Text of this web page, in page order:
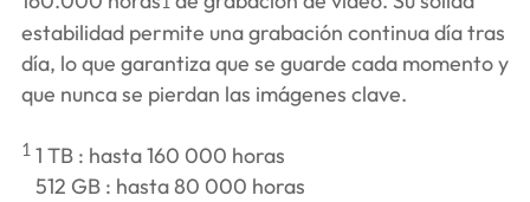
1
estabilidad permite una grabación continua día tras
día, lo que garantiza que se guarde cada momento y
que nunca se pierdan las imágenes clave.
11 TB : hasta 160 000 horas
512 GB : hasta 80 000 horas